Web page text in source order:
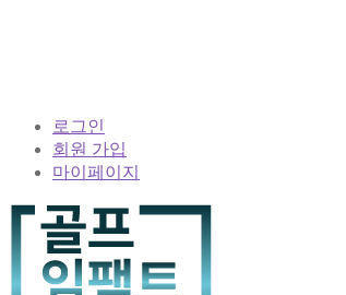
로그인
회원 가입
마이페이지